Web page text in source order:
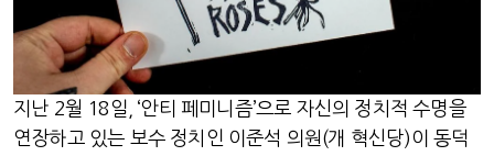
지난 2월 18일 , ‘안티 페미니즘’으로 자신의 정치적 수명을
연장하고 있는 보수 정치인 이준석 의원 (개 혁신당)이 동덕